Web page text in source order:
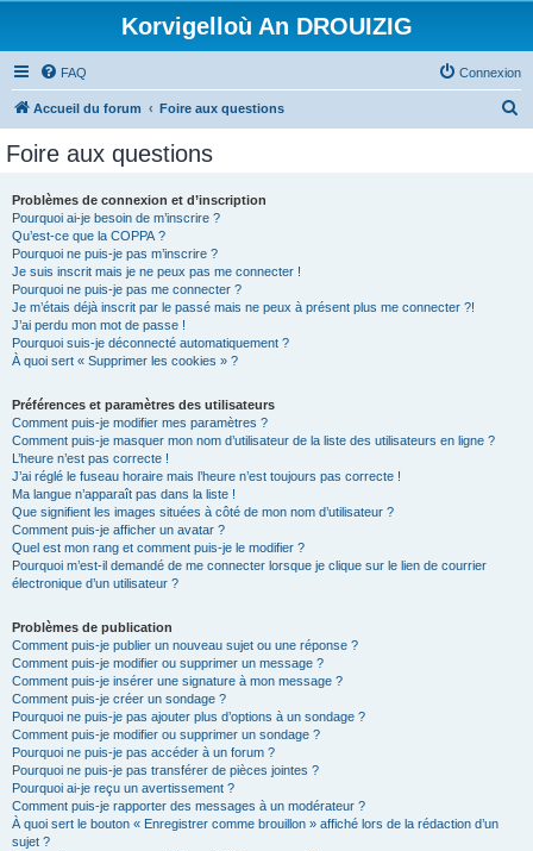
Korvigelloù An DROUIZIG
FAQ Connexion
Accueil du forum Foire aux questions
Foire aux questions
Problèmes de connexion et d’inscription
Pourquoi ai-je besoin de m’inscrire ?
Qu’est-ce que la COPPA ?
Pourquoi ne puis-je pas m’inscrire ?
Je suis inscrit mais je ne peux pas me connecter !
Pourquoi ne puis-je pas me connecter ?
Je m’étais déjà inscrit par le passé mais ne peux à présent plus me connecter ?!
J’ai perdu mon mot de passe !
Pourquoi suis-je déconnecté automatiquement ?
À quoi sert « Supprimer les cookies » ?
Préférences et paramètres des utilisateurs
Comment puis-je modifier mes paramètres ?
Comment puis-je masquer mon nom d’utilisateur de la liste des utilisateurs en ligne ?
L’heure n’est pas correcte !
J’ai réglé le fuseau horaire mais l’heure n’est toujours pas correcte !
Ma langue n’apparaît pas dans la liste !
Que signifient les images situées à côté de mon nom d’utilisateur ?
Comment puis-je afficher un avatar ?
Quel est mon rang et comment puis-je le modifier ?
Pourquoi m’est-il demandé de me connecter lorsque je clique sur le lien de courrier
électronique d’un utilisateur ?
Problèmes de publication
Comment puis-je publier un nouveau sujet ou une réponse ?
Comment puis-je modifier ou supprimer un message ?
Comment puis-je insérer une signature à mon message ?
Comment puis-je créer un sondage ?
Pourquoi ne puis-je pas ajouter plus d’options à un sondage ?
Comment puis-je modifier ou supprimer un sondage ?
Pourquoi ne puis-je pas accéder à un forum ?
Pourquoi ne puis-je pas transférer de pièces jointes ?
Pourquoi ai-je reçu un avertissement ?
Comment puis-je rapporter des messages à un modérateur ?
À quoi sert le bouton « Enregistrer comme brouillon » affiché lors de la rédaction d’un
sujet ?